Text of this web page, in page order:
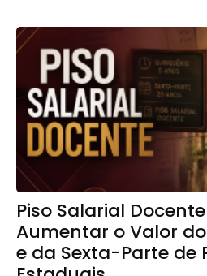
Piso Salarial
Aumentar o Valor
e da Sexta-Parte de